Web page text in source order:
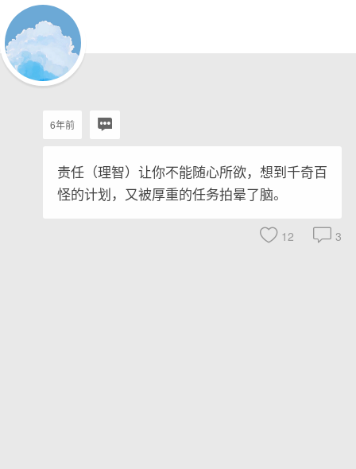
6年前
责任（理智）让你不能随心所欲，想到千奇百
怪的计划，又被厚重的任务拍晕了脑。
12 3